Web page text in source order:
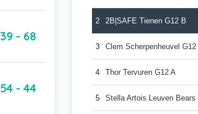
39 - 68
54 - 44
2 2B|SAFE Tienen G12 B
3 Clem Scherpenheuvel G12
4 Thor Tervuren G12 A
5 Stella Artois Leuven Bears